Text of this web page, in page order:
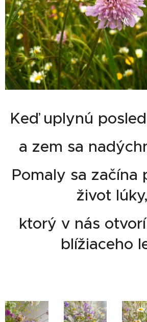
Keď uplynú
a zem sa
Pomaly sa začína
život lúky,
ktorý v nás
blížiaceho